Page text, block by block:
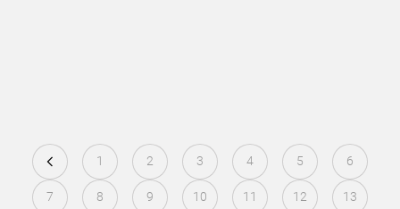
1 2 3 4 5 6
7 8 9 10 11 12 13